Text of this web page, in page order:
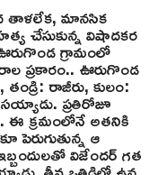
తాళలేక, మానసిక
చేసుకున్న విషాదకర
గ్రామంలో
ప్రకారం.. ఊరుగొండ
రాజీరు, కులం:
ప్రతిరోజూ
ఈ క్రమంలోనే అతనికి
పెరుగుతున్న ఆ
విజేందర్ గత